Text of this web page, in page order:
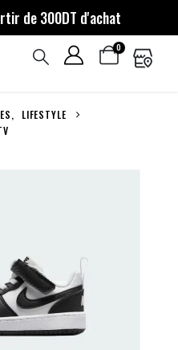
de 300DT d'achat
0
,
LIFESTYLE